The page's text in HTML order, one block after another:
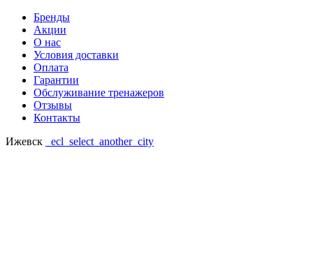
Бренды
Акции
О нас
Условия доставки
Оплата
Гарантии
Обслуживание тренажеров
Отзывы
Контакты
Ижевск
_ecl_select_another_city